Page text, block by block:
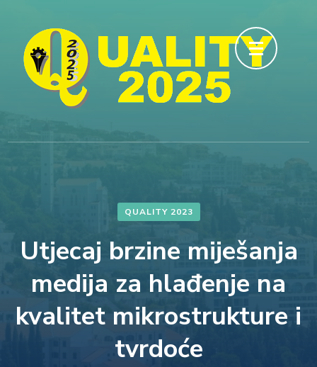
content
(Press
QUALITY 2023
Utjecaj brzine miješanja
medija za hlađenje na
kvalitet mikrostrukture i
tvrdoće